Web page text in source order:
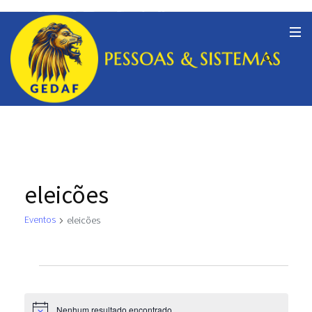
eleicões
Eventos eleicões
Nenhum resultado encontrado.